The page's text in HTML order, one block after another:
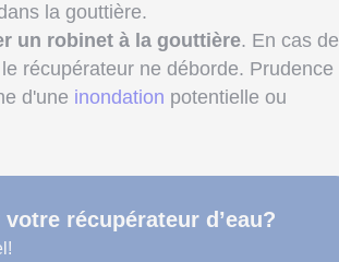
la gouttière.
un robinet à la gouttière. En cas de
récupérateur ne déborde. Prudence
d'une inondation potentielle ou
récupérateur d’eau?